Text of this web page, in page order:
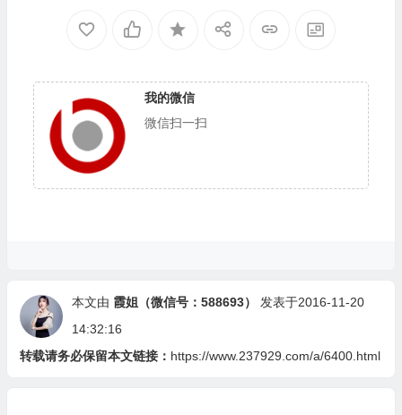
我的微信
微信扫一扫
本文由 霞姐（微信号：588693）
发表于2016-11-20
14:32:16
转载请务必保留本文链接： https://www.237929.com/a/6400.html